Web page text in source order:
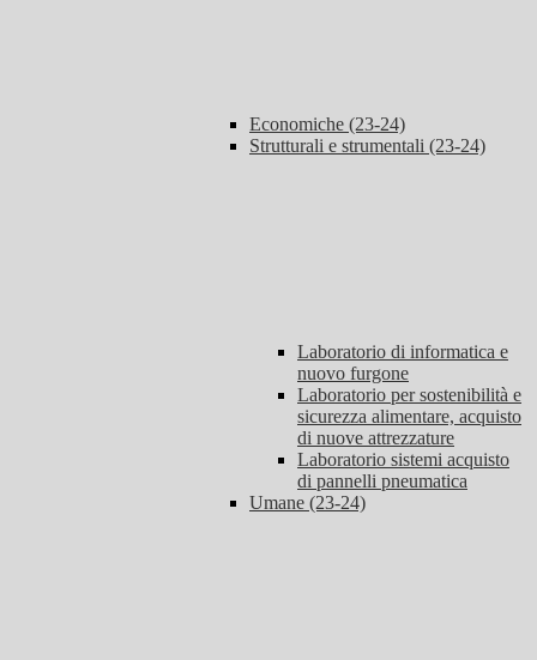
Economiche (23-24)
Strutturali e strumentali (23-24)
Laboratorio di informatica e
nuovo furgone
Laboratorio per sostenibilità e
sicurezza alimentare, acquisto
di nuove attrezzature
Laboratorio sistemi acquisto
di pannelli pneumatica
Umane (23-24)